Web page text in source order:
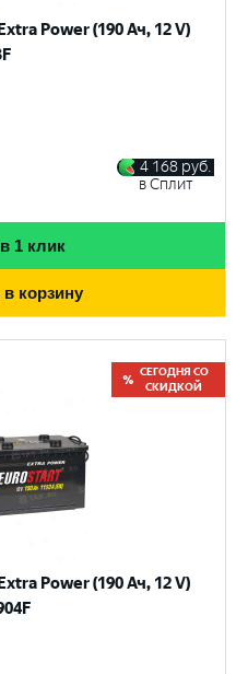
Power (190 Ач, 12 V)
4 168 руб.
в Сплит
1 клик
корзину
СЕГОДНЯ СО
СКИДКОЙ
Power (190 Ач, 12 V)